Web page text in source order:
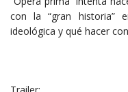
con la “gran historia”
ideológica y qué hacer